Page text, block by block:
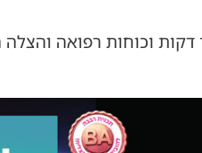
וכוחות רפואה